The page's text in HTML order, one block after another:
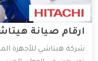
ارقام صيانة
شركة هيتاشي للأجهزة